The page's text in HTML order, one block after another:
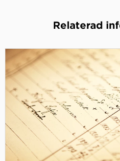
Relaterad